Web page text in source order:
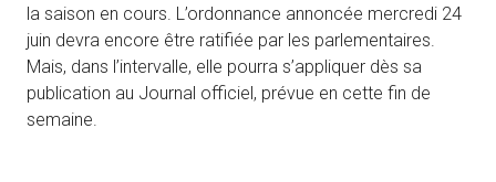
la saison en cours. L’ordonnance annoncée mercredi 24
juin devra encore être ratifiée par les parlementaires.
Mais, dans l’intervalle, elle pourra s’appliquer dès sa
publication au Journal officiel, prévue en cette fin de
semaine.